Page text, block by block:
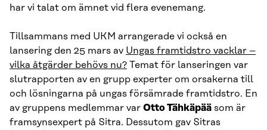
har vi talat om ämnet vid flera evenemang.
Tillsammans med UKM arrangerade vi också en
lansering den 25 mars av Ungas framtidstro vacklar –
vilka åtgärder behövs nu? Temat för lanseringen var
slutrapporten av en grupp experter om orsakerna till
och lösningarna på ungas försämrade framtidstro. En
av gruppens medlemmar var Otto Tähkäpää som är
framsynsexpert på Sitra. Dessutom gav Sitras